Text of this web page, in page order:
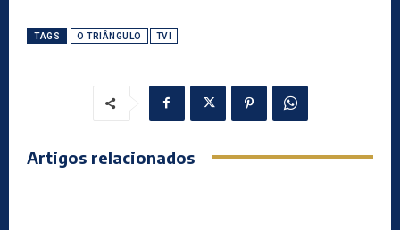
TAGS O TRIÂNGULO TVI
Artigos relacionados